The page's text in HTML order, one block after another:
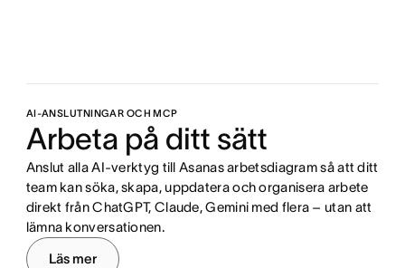
AI-ANSLUTNINGAR OCH MCP
Arbeta på ditt sätt
Anslut alla AI-verktyg till Asanas arbetsdiagram så att ditt
team kan söka, skapa, uppdatera och organisera arbete
direkt från ChatGPT, Claude, Gemini med flera – utan att
lämna konversationen.
Läs mer